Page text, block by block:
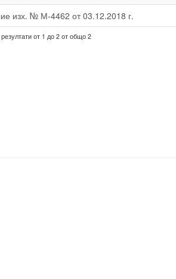
изх. № М-4462 от 03.12.2018 г.
от 1 до 2 от общо 2